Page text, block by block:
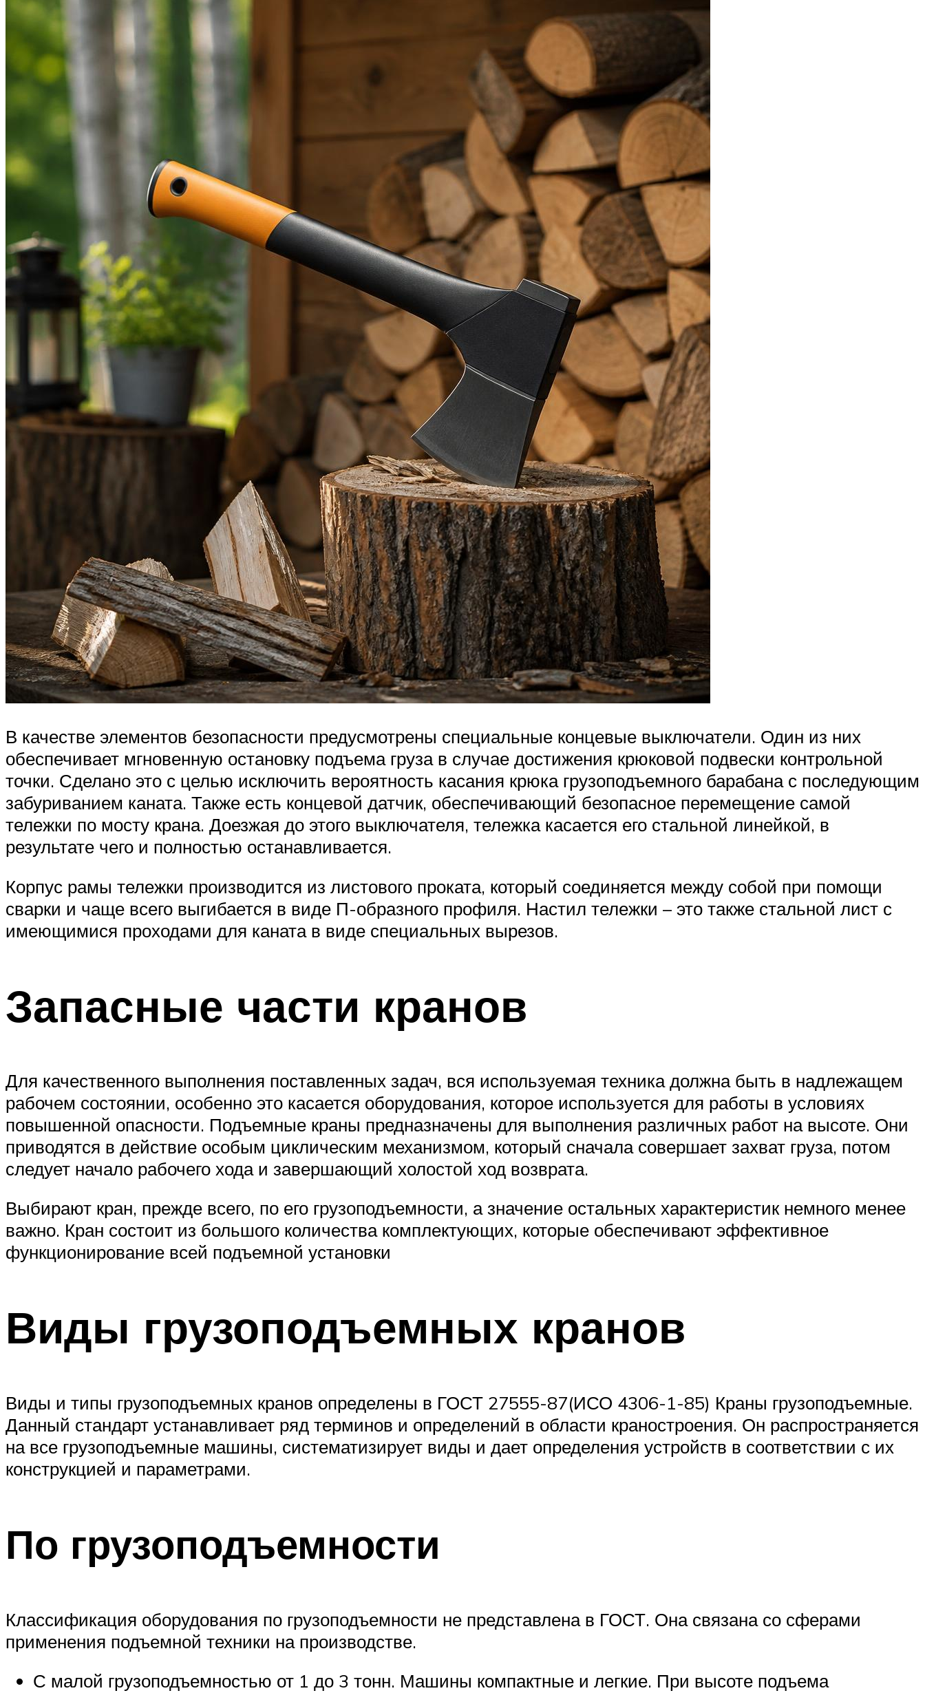
В качестве элементов безопасности предусмотрены специальные концевые выключатели. Один из них
обеспечивает мгновенную остановку подъема груза в случае достижения крюковой подвески контрольной
точки. Сделано это с целью исключить вероятность касания крюка грузоподъемного барабана с последующим
забуриванием каната. Также есть концевой датчик, обеспечивающий безопасное перемещение самой
тележки по мосту крана. Доезжая до этого выключателя, тележка касается его стальной линейкой, в
результате чего и полностью останавливается.
Корпус рамы тележки производится из листового проката, который соединяется между собой при помощи
сварки и чаще всего выгибается в виде П-образного профиля. Настил тележки – это также стальной лист с
имеющимися проходами для каната в виде специальных вырезов.
Запасные части кранов
Для качественного выполнения поставленных задач, вся используемая техника должна быть в надлежащем
рабочем состоянии, особенно это касается оборудования, которое используется для работы в условиях
повышенной опасности. Подъемные краны предназначены для выполнения различных работ на высоте. Они
приводятся в действие особым циклическим механизмом, который сначала совершает захват груза, потом
следует начало рабочего хода и завершающий холостой ход возврата.
Выбирают кран, прежде всего, по его грузоподъемности, а значение остальных характеристик немного менее
важно. Кран состоит из большого количества комплектующих, которые обеспечивают эффективное
функционирование всей подъемной установки
Виды грузоподъемных кранов
Виды и типы грузоподъемных кранов определены в ГОСТ 27555-87(ИСО 4306-1-85) Краны грузоподъемные.
Данный стандарт устанавливает ряд терминов и определений в области краностроения. Он распространяется
на все грузоподъемные машины, систематизирует виды и дает определения устройств в соответствии с их
конструкцией и параметрами.
По грузоподъемности
Классификация оборудования по грузоподъемности не представлена в ГОСТ. Она связана со сферами
применения подъемной техники на производстве.
С малой грузоподъемностью от 1 до 3 тонн. Машины компактные и легкие. При высоте подъема